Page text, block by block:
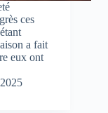
ces
a fait
eux ont